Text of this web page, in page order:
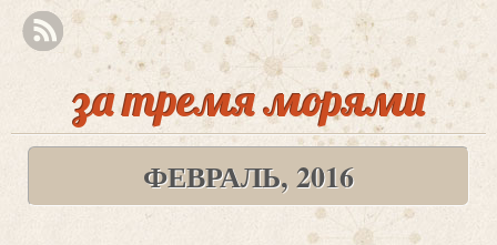
за тремя морями
ФЕВРАЛЬ, 2016